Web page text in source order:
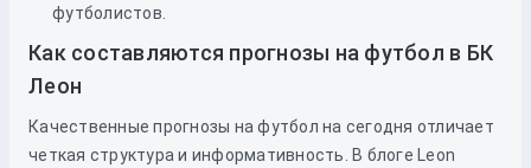
футболистов.
Как составляются прогнозы на футбол в БК
Леон
Качественные прогнозы на футбол на сегодня отличает
четкая структура и информативность. В блоге Leon